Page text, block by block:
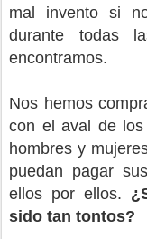
mal invento si
durante todas
encontramos.
Nos hemos
con el aval de
hombres y
puedan pagar
ellos por ellos.
sido tan tontos?